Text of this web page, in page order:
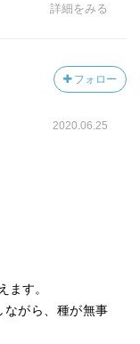
詳細をみる
フォロー
2020.06.25
ます。
ながら、種が無事